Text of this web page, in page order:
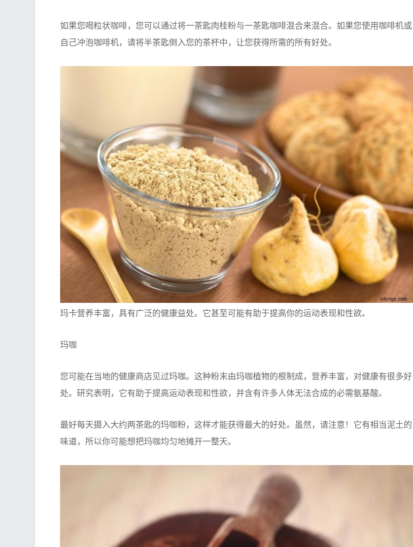
如果您喝粒状咖啡，您可以通过将一茶匙肉桂粉与一茶匙咖啡混合来混合。如果您使用咖啡机或
自己冲泡咖啡机，请将半茶匙倒入您的茶杯中，让您获得所需的所有好处。
玛卡营养丰富，具有广泛的健康益处。它甚至可能有助于提高你的运动表现和性欲。
玛咖
您可能在当地的健康商店见过玛咖。这种粉末由玛咖植物的根制成，营养丰富，对健康有很多好
处。研究表明，它有助于提高运动表现和性欲，并含有许多人体无法合成的必需氨基酸。
最好每天摄入大约两茶匙的玛咖粉，这样才能获得最大的好处。虽然，请注意！它有相当泥土的
味道，所以你可能想把玛咖均匀地摊开一整天。